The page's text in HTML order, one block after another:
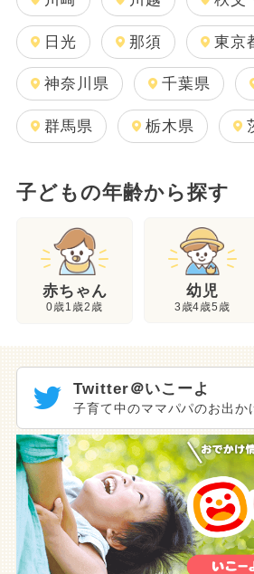
日光 那須 東京
神奈川県 千葉県
群馬県 栃木県
子どもの年齢から探す
赤ちゃん
0歳1歳2歳
幼児
3歳4歳5歳
Twitter＠いこーよ
子育て中のママパパのお出か